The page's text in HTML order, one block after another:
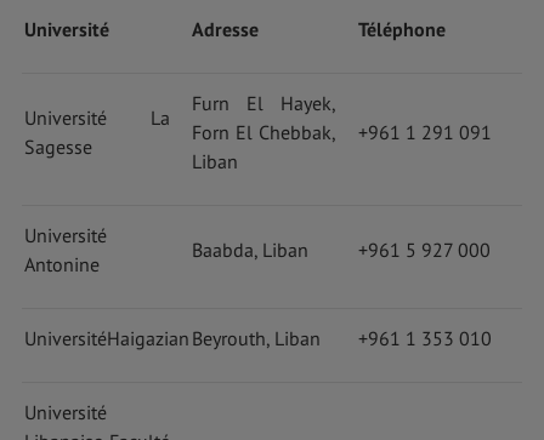
Université Adresse Téléphone
Université La
Sagesse
Furn El Hayek,
Forn El Chebbak,
Liban
+961 1 291 091
Université
Antonine
Baabda, Liban +961 5 927 000
UniversitéHaigazian Beyrouth, Liban +961 1 353 010
Université